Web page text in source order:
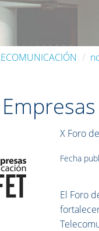
X Foro
Fecha
El Foro